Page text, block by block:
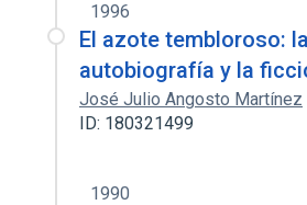
1996
El azote tembloroso: la
autobiografía y la
José Julio Angosto Martínez
ID: 180321499
1990